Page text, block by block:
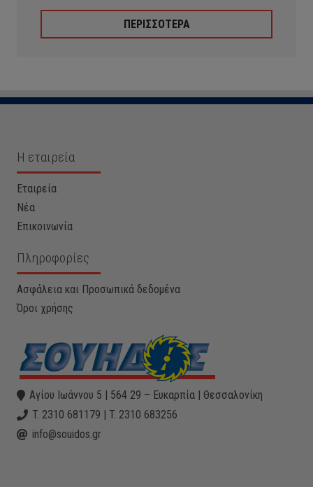
ΠΕΡΙΣΣΟΤΕΡΑ
Η εταιρεία
Εταιρεία
Νέα
Επικοινωνία
Πληροφορίες
Ασφάλεια και Προσωπικά δεδομένα
Όροι χρήσης
Αγίου Ιωάννου 5 | 564 29 – Ευκαρπία | Θεσσαλονίκη
T. 2310 681179 | T. 2310 683256
info@souidos.gr